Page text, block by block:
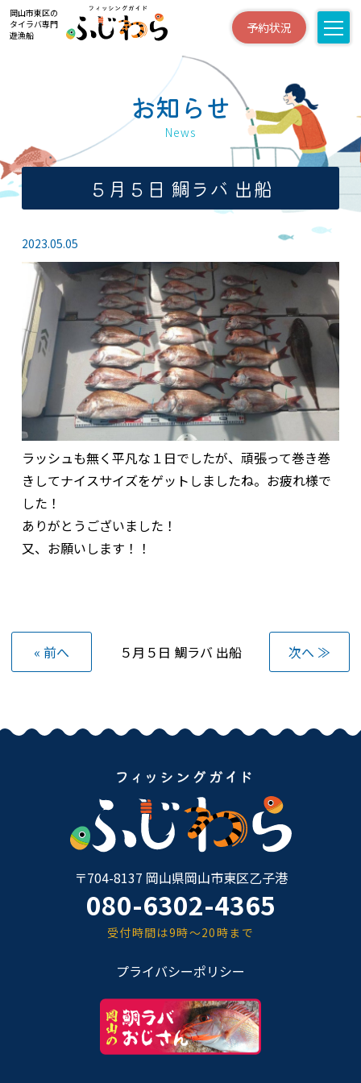
岡山市東区の
タイラバ専門
遊漁船
予約状況
お知らせ
News
５月５日 鯛ラバ 出船
2023.05.05
ラッシュも無く平凡な１日でしたが、頑張って巻き巻
きしてナイスサイズをゲットしましたね。お疲れ様で
した！
ありがとうございました！
又、お願いします！！
« 前へ ５月５日 鯛ラバ 出船 次へ ≫
〒704-8137 岡山県岡山市東区乙子港
080-6302-4365
受付時間は9時～20時まで
プライバシーポリシー